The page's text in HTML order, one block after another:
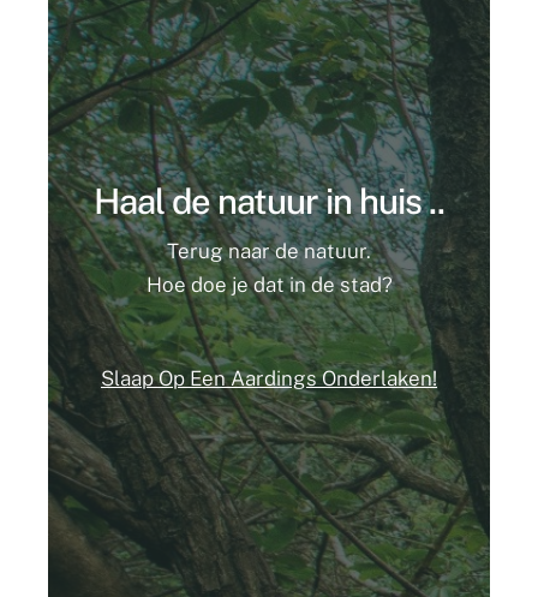
Haal de natuur in huis ..
Terug naar de natuur.
Hoe doe je dat in de stad?
Slaap Op Een Aardings Onderlaken!